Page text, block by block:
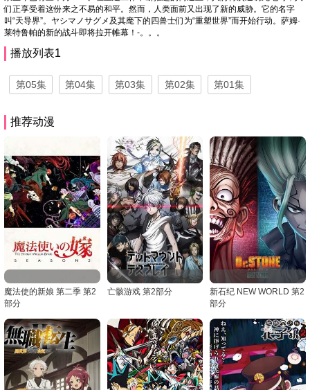
们正享受着这份来之不易的和平。然而，人类面前又出现了新的威胁。它的名字
叫“天导界”。ヤシマノサグメ及其麾下的四兽士们为“重塑世界”而开始行动。萨姆·
莱特鲁帕的新的战斗即将拉开帷幕！-。。。
播放列表1
第05集 第04集 第03集 第02集 第01集
推荐动漫
魔法使的新娘 第二季 第2
部分
亡骸游戏 第2部分
新石纪 NEW WORLD 第2
部分